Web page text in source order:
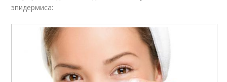
эпидермиса: